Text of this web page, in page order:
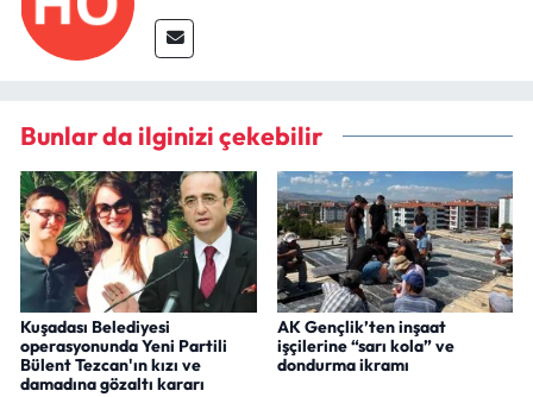
Bunlar da ilginizi çekebilir
Kuşadası Belediyesi
operasyonunda Yeni Partili
Bülent Tezcan'ın kızı ve
damadına gözaltı kararı
AK Gençlik’ten inşaat
işçilerine “sarı kola” ve
dondurma ikramı